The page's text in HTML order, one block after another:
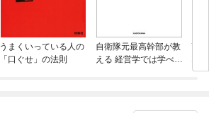
うまくいっている人の
「口ぐせ」の法則
自衛隊元最高幹部が教
える 経営学では学べな
高
な！